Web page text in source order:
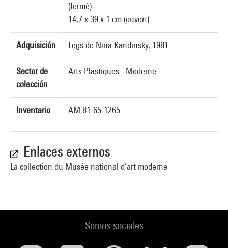
(fermé)
14,7 x 39 x 1 cm (ouvert)
Adquisición Legs de Nina Kandinsky, 1981
Sector de
colección
Arts Plastiques - Moderne
Inventario AM 81-65-1265
Enlaces externos
La collection du Musée national d’art moderne
Somos sociales